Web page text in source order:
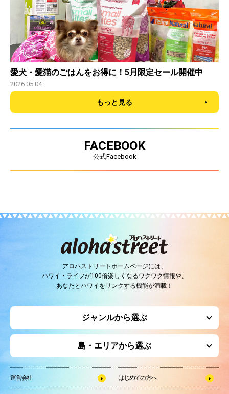
愛犬・愛猫のごはんをお得に！5月限定セール開催中
2026.05.04
もっと見る
FACEBOOK
公式Facebook
アロハストリートホームページには、
ハワイ・ライフが100倍楽しくなるワクワク情報や、
あなたとハワイをリンクする機能が満載！
ジャンルから選ぶ
島・エリアから選ぶ
運営会社 はじめての方へ